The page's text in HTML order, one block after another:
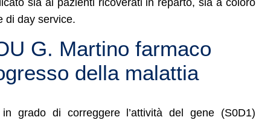
sia ai pazienti ricoverati in reparto, sia a coloro
di day service.
G. Martino farmaco
della malattia
grado di correggere l’attività del gene (S0D1)